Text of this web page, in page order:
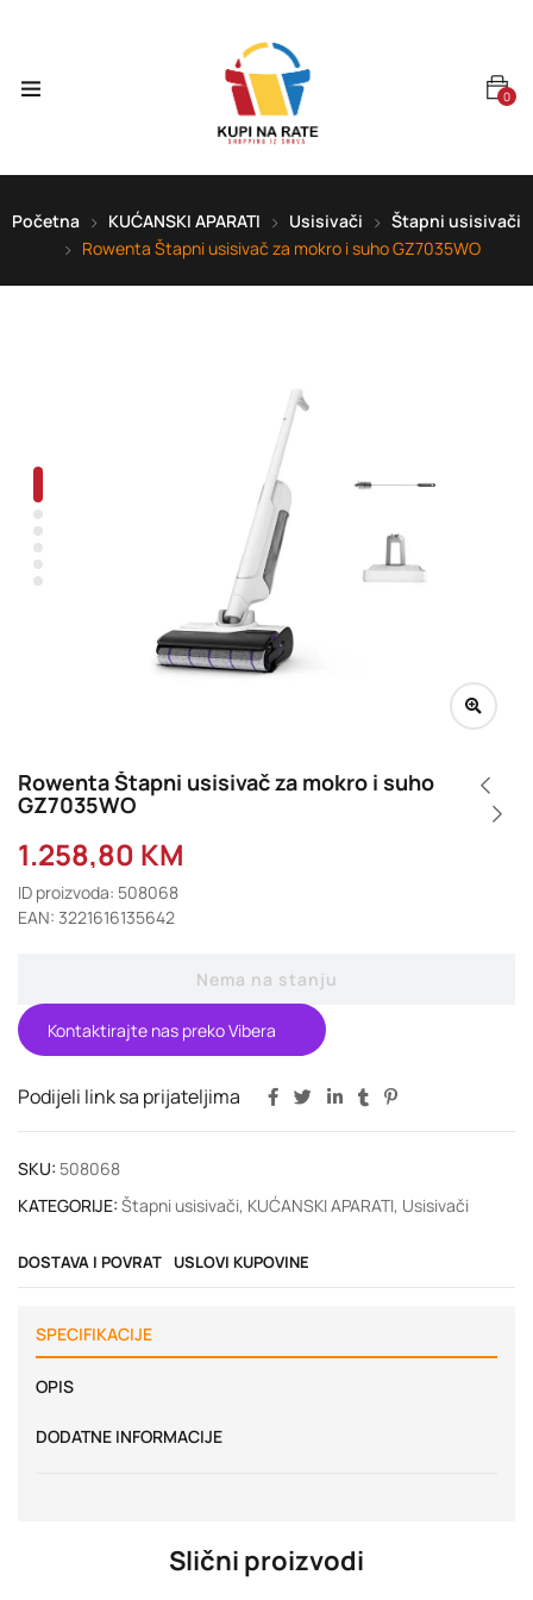
0
Početna KUĆANSKI APARATI Usisivači
Štapni usisivači
Rowenta Štapni usisivač za mokro i suho GZ7035WO
Rowenta Štapni usisivač za mokro i suho
GZ7035WO
1.258,80 KM
ID proizvoda: 508068
EAN: 3221616135642
Nema na stanju
Kontaktirajte nas preko Vibera
Podijeli link sa prijateljima
SKU: 508068
KATEGORIJE: Štapni usisivači, KUĆANSKI APARATI, Usisivači
DOSTAVA I POVRAT USLOVI KUPOVINE
SPECIFIKACIJE
OPIS
DODATNE INFORMACIJE
Slični proizvodi